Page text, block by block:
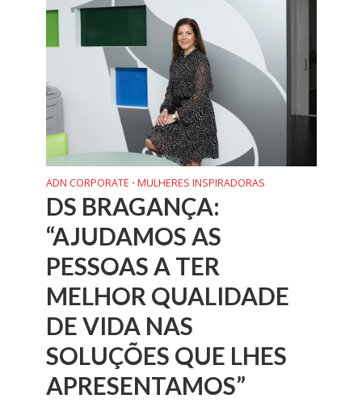
ADN CORPORATE • MULHERES INSPIRADORAS
DS BRAGANÇA:
“AJUDAMOS AS
PESSOAS A TER
MELHOR QUALIDADE
DE VIDA NAS
SOLUÇÕES QUE LHES
APRESENTAMOS”